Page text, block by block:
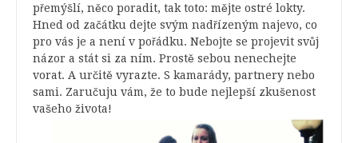
přemýšlí, něco poradit, tak toto: mějte ostré lokty.
Hned od začátku dejte svým nadřízeným najevo, co
pro vás je a není v pořádku. Nebojte se projevit svůj
názor a stát si za ním. Prostě sebou nenechejte
vorat. A určitě vyrazte. S kamarády, partnery nebo
sami. Zaručuju vám, že to bude nejlepší zkušenost
vašeho života!